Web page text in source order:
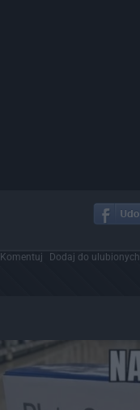
Komentuj Dodaj do ulubionych